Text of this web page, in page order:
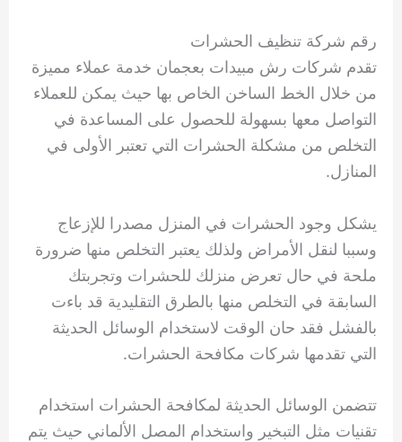
رقم شركة تنظيف الحشرات
تقدم شركات رش مبيدات بعجمان خدمة عملاء مميزة
من خلال الخط الساخن الخاص بها حيث يمكن للعملاء
التواصل معها بسهولة للحصول على المساعدة في
التخلص من مشكلة الحشرات التي تعتبر الأولى في
المنازل.
يشكل وجود الحشرات في المنزل مصدرا للإزعاج
وسببا لنقل الأمراض ولذلك يعتبر التخلص منها ضرورة
ملحة في حال تعرض منزلك للحشرات وتجربتك
السابقة في التخلص منها بالطرق التقليدية قد باءت
بالفشل فقد حان الوقت لاستخدام الوسائل الحديثة
التي تقدمها شركات مكافحة الحشرات.
تتضمن الوسائل الحديثة لمكافحة الحشرات استخدام
تقنيات مثل التبخير واستخدام المصل الألماني حيث يتم